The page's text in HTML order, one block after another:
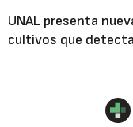
UNAL presenta
cultivos que